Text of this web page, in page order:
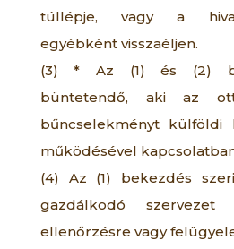
túllépje, vagy a
egyébként visszaéljen.
(3) * Az (1) és (2)
büntetendő, aki az
bűncselekményt külföldi
működésével
(4) Az (1) bekezdés
gazdálkodó szervezet
ellenőrzésre vagy